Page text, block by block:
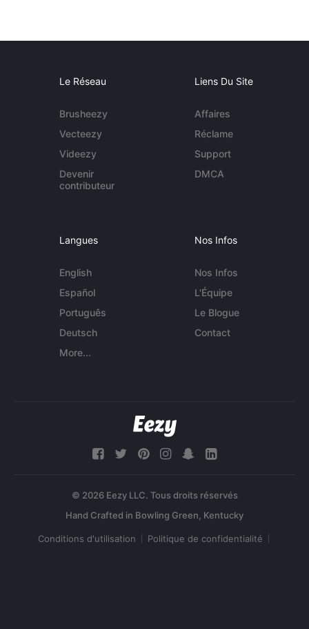
Le Réseau
Brusheezy
Vecteezy
Videezy
Devenir
contributeur
Liens Du Site
Affaires
Réclame
Support
DMCA
Langues
English
Español
Português
Deutsch
More...
Nos Infos
Nos Infos
L'Équipe
Le Blogue
Contact
© 2026 Eezy LLC. Tous droits réservés
Conditions d'utilisation Politique de confidentialité